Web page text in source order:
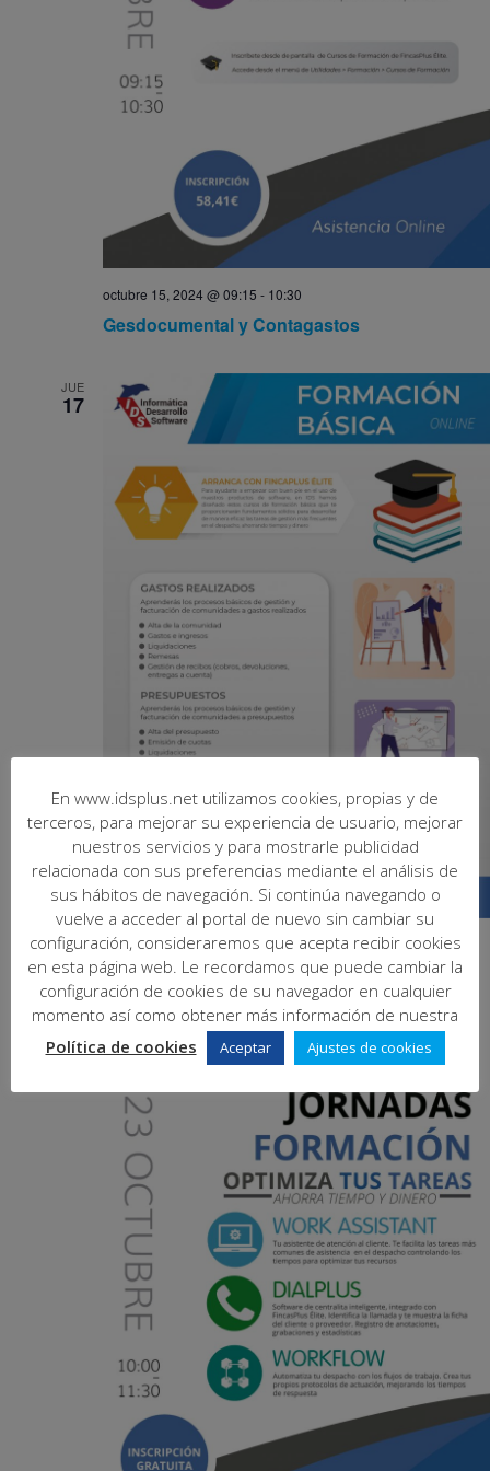
octubre 15, 2024 @ 09:15 - 10:30
Gesdocumental y Contagastos
JUE
17
octubre 17, 2024 @ 16:15-18:15
Formación Básica
23
En www.idsplus.net utilizamos cookies, propias y de
terceros, para mejorar su experiencia de usuario, mejorar
nuestros servicios y para mostrarle publicidad
relacionada con sus preferencias mediante el análisis de
sus hábitos de navegación. Si continúa navegando o
vuelve a acceder al portal de nuevo sin cambiar su
configuración, consideraremos que acepta recibir cookies
en esta página web. Le recordamos que puede cambiar la
configuración de cookies de su navegador en cualquier
momento así como obtener más información de nuestra
Política de cookies
Aceptar Ajustes de cookies